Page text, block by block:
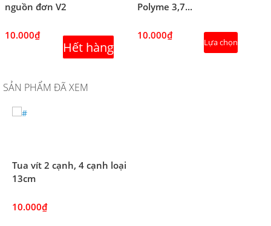
nguồn đơn V2
10.000₫
Hết hàng
Polyme 3,7...
10.000₫
Lựa chọn
SẢN PHẨM ĐÃ XEM
Tua vít 2 cạnh, 4 cạnh loại
13cm
10.000₫